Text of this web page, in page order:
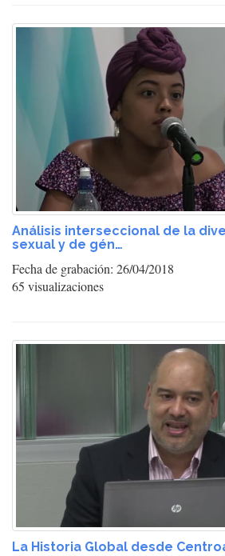
Análisis interseccional de la
sexual y de gén…
Fecha de grabación: 26/04/2018
65 visualizaciones
La Historia Global desde